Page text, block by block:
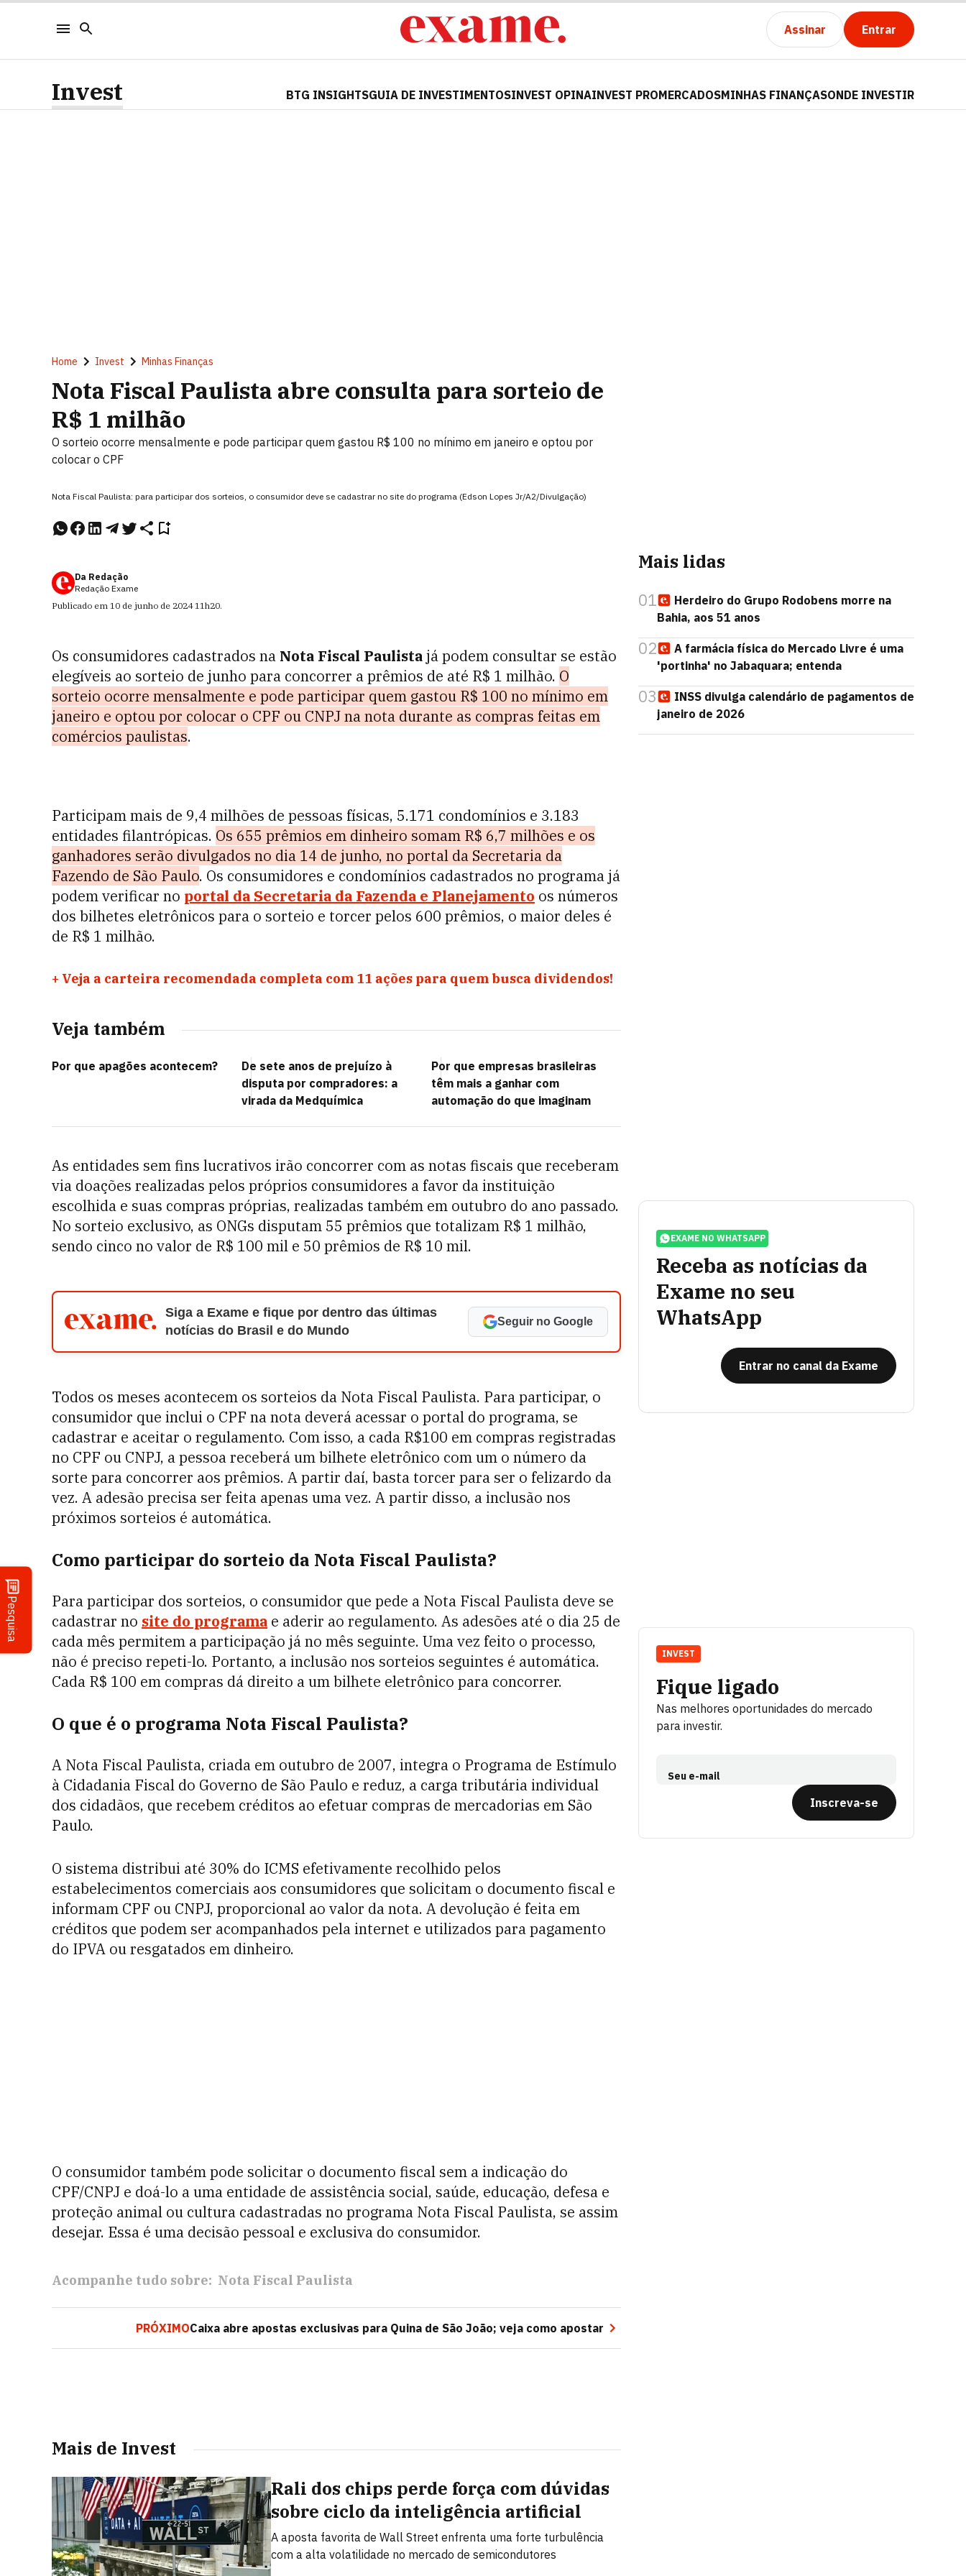
Assinar Entrar
Pesquisa
Invest BTG INSIGHTSGUIA DE INVESTIMENTOSINVEST OPINAINVEST PROMERCADOSMINHAS FINANÇASONDE INVESTIR
Home Invest Minhas Finanças
Nota Fiscal Paulista abre consulta para sorteio de
R$ 1 milhão
O sorteio ocorre mensalmente e pode participar quem gastou R$ 100 no mínimo em janeiro e optou por
colocar o CPF
Nota Fiscal Paulista: para participar dos sorteios, o consumidor deve se cadastrar no site do programa (Edson Lopes Jr/A2/Divulgação)
Da Redação
Redação Exame
Publicado em 10 de junho de 2024 11h20.
Os consumidores cadastrados na Nota Fiscal Paulistajá podem consultar se estão
elegíveis ao sorteio de junho para concorrer a prêmios de até R$ 1 milhão. O
sorteio ocorre mensalmente e pode participar quem gastou R$ 100 no mínimo em
janeiro e optou por colocar o CPF ou CNPJ na nota durante as compras feitas em
comércios paulistas.
Participam mais de 9,4 milhões de pessoas físicas, 5.171 condomínios e 3.183
entidades filantrópicas. Os 655 prêmios em dinheiro somam R$ 6,7 milhões e os
ganhadores serão divulgados no dia 14 de junho, no portal da Secretaria da
Fazendo de São Paulo. Os consumidores e condomínios cadastrados no programa já
podem verificar no portal da Secretaria da Fazenda e Planejamento os números
dos bilhetes eletrônicos para o sorteio e torcer pelos 600 prêmios, o maior deles é
de R$ 1 milhão.
+ Veja a carteira recomendada completa com 11 ações para quem busca dividendos!
Veja também
Por que apagões acontecem?
De sete anos de prejuízo à
disputa por compradores: a
virada da Medquímica
Por que empresas brasileiras
têm mais a ganhar com
automação do que imaginam
As entidades sem fins lucrativos irão concorrer com as notas fiscais que receberam
via doações realizadas pelos próprios consumidores a favor da instituição
escolhida e suas compras próprias, realizadas também em outubro do ano passado.
No sorteio exclusivo, as ONGs disputam 55 prêmios que totalizam R$ 1 milhão,
sendo cinco no valor de R$ 100 mil e 50 prêmios de R$ 10 mil.
Siga a Exame e fique por dentro das últimas
notícias do Brasil e do Mundo
Seguir no Google
Todos os meses acontecem os sorteios da Nota Fiscal Paulista. Para participar, o
consumidor que inclui o CPF na nota deverá acessar o portal do programa, se
cadastrar e aceitar o regulamento. Com isso, a cada R$100 em compras registradas
no CPF ou CNPJ, a pessoa receberá um bilhete eletrônico com um o número da
sorte para concorrer aos prêmios. A partir daí, basta torcer para ser o felizardo da
vez. A adesão precisa ser feita apenas uma vez. A partir disso, a inclusão nos
próximos sorteios é automática.
Como participar do sorteio da Nota Fiscal Paulista?
Para participar dos sorteios, o consumidor que pede a Nota Fiscal Paulista deve se
cadastrar no site do programa e aderir ao regulamento. As adesões até o dia 25 de
cada mês permitem a participação já no mês seguinte. Uma vez feito o processo,
não é preciso repeti-lo. Portanto, a inclusão nos sorteios seguintes é automática.
Cada R$ 100 em compras dá direito a um bilhete eletrônico para concorrer.
O que é o programa Nota Fiscal Paulista?
A Nota Fiscal Paulista, criada em outubro de 2007, integra o Programa de Estímulo
à Cidadania Fiscal do Governo de São Paulo e reduz, a carga tributária individual
dos cidadãos, que recebem créditos ao efetuar compras de mercadorias em São
Paulo.
O sistema distribui até 30% do ICMS efetivamente recolhido pelos
estabelecimentos comerciais aos consumidores que solicitam o documento fiscal e
informam CPF ou CNPJ, proporcional ao valor da nota. A devolução é feita em
créditos que podem ser acompanhados pela internet e utilizados para pagamento
do IPVA ou resgatados em dinheiro.
O consumidor também pode solicitar o documento fiscal sem a indicação do
CPF/CNPJ e doá-lo a uma entidade de assistência social, saúde, educação, defesa e
proteção animal ou cultura cadastradas no programa Nota Fiscal Paulista, se assim
desejar. Essa é uma decisão pessoal e exclusiva do consumidor.
Acompanhe tudo sobre: Nota Fiscal Paulista
PRÓXIMOCaixa abre apostas exclusivas para Quina de São João; veja como apostar
Mais de Invest
Rali dos chips perde força com dúvidas
sobre ciclo da inteligência artificial
A aposta favorita de Wall Street enfrenta uma forte turbulência
com a alta volatilidade no mercado de semicondutores
Mais lidas
01
Herdeiro do Grupo Rodobens morre na
Bahia, aos 51 anos
02
A farmácia física do Mercado Livre é uma
'portinha' no Jabaquara; entenda
03
INSS divulga calendário de pagamentos de
janeiro de 2026
EXAME NO WHATSAPP
Receba as notícias da
Exame no seu
WhatsApp
Entrar no canal da Exame
Fique ligado
Nas melhores oportunidades do mercado
para investir.
Seu e-mail
Inscreva-se
INVEST